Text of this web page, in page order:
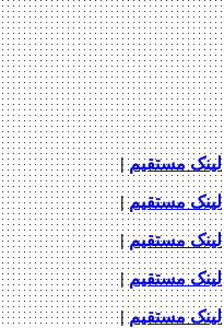
لینک مستقیم|
لینک مستقیم|
لینک مستقیم|
لینک مستقیم|
لینک مستقیم|